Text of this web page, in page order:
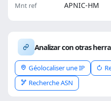
Mnt ref APNIC-HM
Analizar con otras
Géolocaliser une IP
Recherche ASN